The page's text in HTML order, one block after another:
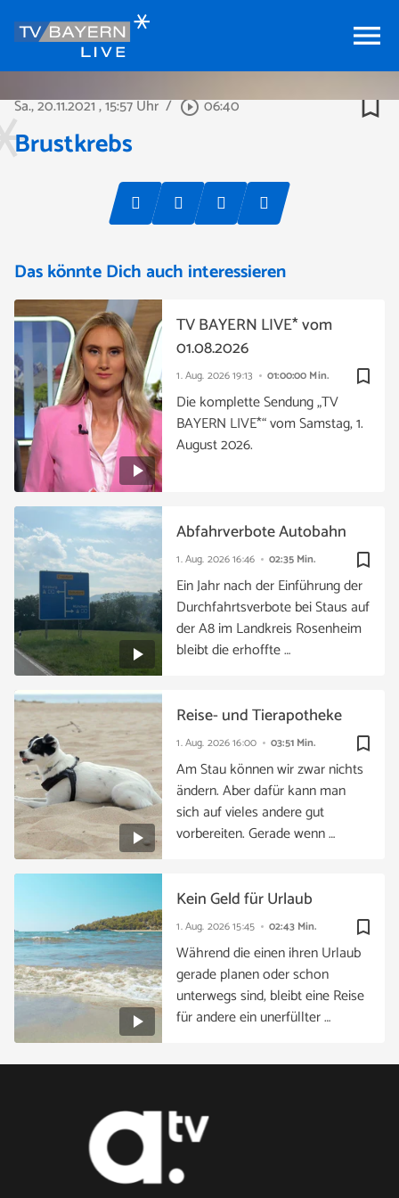
menu
Sa., 20.11.2021, 15:57 Uhr / play_circle_outline06:40 bookmark_border
Brustkrebs
Das könnte Dich auch interessieren
bookmark_border
1. Aug. 202619:13 01:00:00 Min.
TV BAYERN LIVE* vom
01.08.2026
Die komplette Sendung „TV
BAYERN LIVE*“ vom Samstag, 1.
August 2026.
bookmark_border
1. Aug. 202616:46 02:35 Min.
Abfahrverbote Autobahn
Ein Jahr nach der Einführung der
Durchfahrtsverbote bei Staus auf
der A8 im Landkreis Rosenheim
bleibt die erhoffte …
bookmark_border
1. Aug. 202616:00 03:51 Min.
Reise- und Tierapotheke
Am Stau können wir zwar nichts
ändern. Aber dafür kann man
sich auf vieles andere gut
vorbereiten. Gerade wenn …
bookmark_border
1. Aug. 202615:45 02:43 Min.
Kein Geld für Urlaub
Während die einen ihren Urlaub
gerade planen oder schon
unterwegs sind, bleibt eine Reise
für andere ein unerfüllter …